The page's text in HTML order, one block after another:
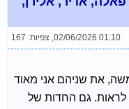
02/06/2026 01:10
, צפיות: 167
את שניהם אני מאוד
לראות. גם החדות של